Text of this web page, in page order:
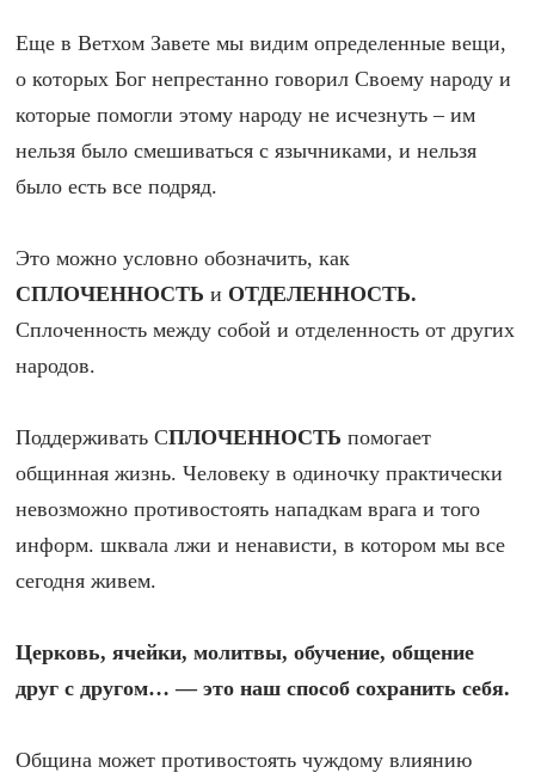
Еще в Ветхом Завете мы видим определенные вещи,
о которых Бог непрестанно говорил Своему народу и
которые помогли этому народу не исчезнуть – им
нельзя было смешиваться с язычниками, и нельзя
было есть все подряд.
Это можно условно обозначить, как
СПЛОЧЕННОСТЬ и ОТДЕЛЕННОСТЬ.
Сплоченность между собой и отделенность от других
народов.
Поддерживать СПЛОЧЕННОСТЬ помогает
общинная жизнь. Человеку в одиночку практически
невозможно противостоять нападкам врага и того
информ. шквала лжи и ненависти, в котором мы все
сегодня живем.
Церковь, ячейки, молитвы, обучение, общение
друг с другом… — это наш способ сохранить себя.
Община может противостоять чуждому влиянию